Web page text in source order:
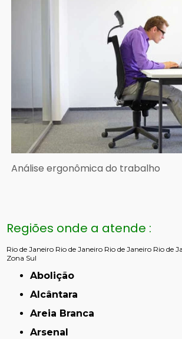
Análise ergonômica do trabalho
Regiões onde a atende :
Rio de Janeiro Rio de Janeiro Rio de Janeiro Rio de
Zona Sul
Abolição
Alcântara
Areia Branca
Arsenal